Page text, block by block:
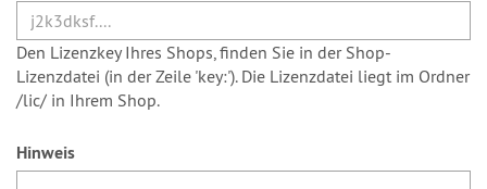
Den Lizenzkey Ihres Shops, finden Sie in der Shop-
Lizenzdatei (in der Zeile 'key:'). Die Lizenzdatei liegt im Ordner
/lic/ in Ihrem Shop.
Hinweis